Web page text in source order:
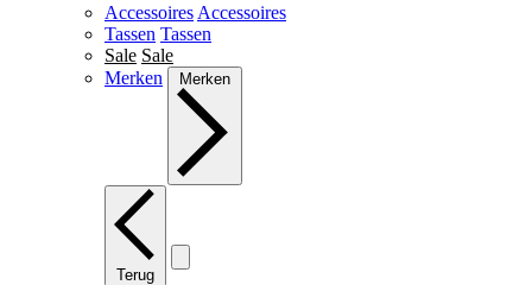
Accessoires Accessoires
Tassen Tassen
Sale Sale
Merken
Merken
Terug